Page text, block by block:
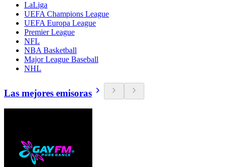
LaLiga
UEFA Champions League
UEFA Europa League
Premier League
NFL
NBA Basketball
Major League Baseball
NHL
Las mejores emisoras